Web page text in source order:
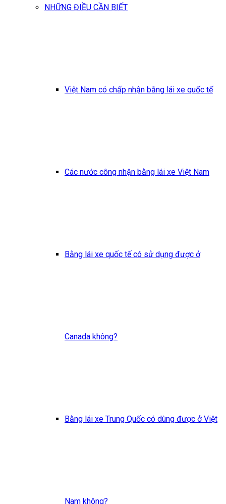
NHỮNG ĐIỀU CẦN BIẾT
Việt Nam có chấp nhận bằng lái xe quốc tế
Các nước công nhận bằng lái xe Việt Nam
Bằng lái xe quốc tế có sử dụng được ở
Canada không?
Bằng lái xe Trung Quốc có dùng được ở Việt
Nam không?